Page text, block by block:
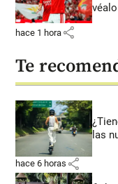
hace 1 hora share
Te
las
hace 6 horas share